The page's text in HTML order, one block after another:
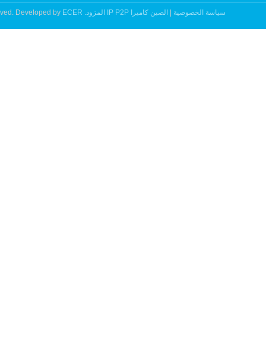
Copyright © 2014 - 2026 China Camera Systems Online